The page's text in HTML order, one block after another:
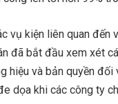
vụ kiện liên quan đến
đã bắt đầu xem xét
và bản quyền đối
dọa khi các công ty